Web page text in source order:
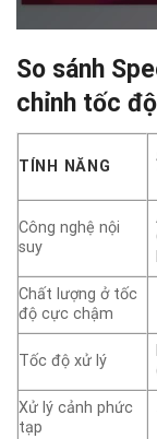
So sánh
chỉnh tốc
TÍNH NĂNG
Công nghệ nội
suy
Chất lượng ở tốc
độ cực chậm
Tốc độ xử lý
Xử lý cảnh phức
tạp